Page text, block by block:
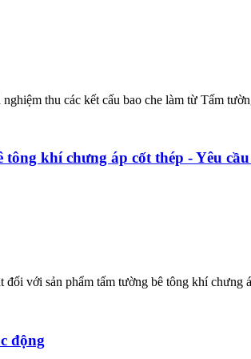
thu các kết cấu bao che làm từ Tấm
khí chưng áp cốt thép - Yêu
đối với sản phẩm tấm tường bê tông khí
động